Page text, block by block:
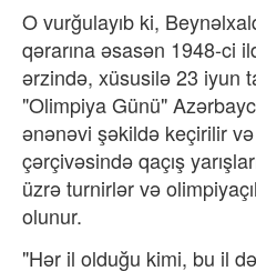
O vurğulayıb ki,
qərarına əsasən 1948-ci
ərzində, xüsusilə 23 iyun
"Olimpiya Günü"
ənənəvi şəkildə keçirilir
çərçivəsində qaçış
üzrə turnirlər və
olunur.
"Hər il olduğu kimi, bu il